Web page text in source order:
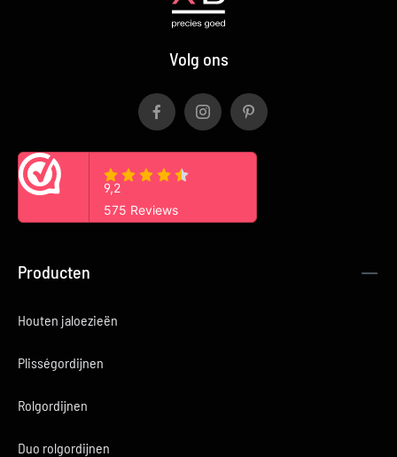
Volg ons
Producten
Houten jaloezieën
Plisségordijnen
Rolgordijnen
Duo rolgordijnen